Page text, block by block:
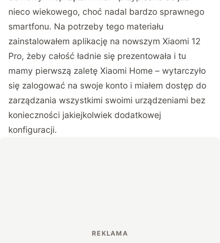
nieco wiekowego, choć nadal bardzo sprawnego
smartfonu. Na potrzeby tego materiału
zainstalowałem aplikację na nowszym Xiaomi 12
Pro, żeby całość ładnie się prezentowała i tu
mamy pierwszą zaletę Xiaomi Home – wytarczyło
się zalogować na swoje konto i miałem dostęp do
zarządzania wszystkimi swoimi urządzeniami bez
konieczności jakiejkolwiek dodatkowej
konfiguracji.